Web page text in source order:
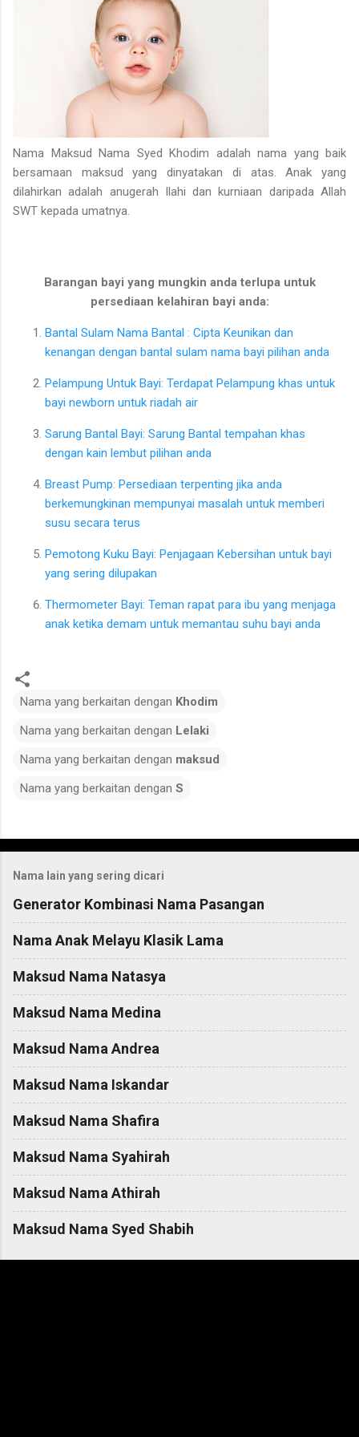
Nama Maksud Nama Syed Khodim adalah nama yang baik
bersamaan maksud yang dinyatakan di atas. Anak yang
dilahirkan adalah anugerah Ilahi dan kurniaan daripada Allah
SWT kepada umatnya.
Barangan bayi yang mungkin anda terlupa untuk
persediaan kelahiran bayi anda:
Bantal Sulam Nama Bantal : Cipta Keunikan dan
kenangan dengan bantal sulam nama bayi pilihan anda
Pelampung Untuk Bayi: Terdapat Pelampung khas untuk
bayi newborn untuk riadah air
Sarung Bantal Bayi: Sarung Bantal tempahan khas
dengan kain lembut pilihan anda
Breast Pump: Persediaan terpenting jika anda
berkemungkinan mempunyai masalah untuk memberi
susu secara terus
Pemotong Kuku Bayi: Penjagaan Kebersihan untuk bayi
yang sering dilupakan
Thermometer Bayi: Teman rapat para ibu yang menjaga
anak ketika demam untuk memantau suhu bayi anda
Nama yang berkaitan dengan Khodim
Nama yang berkaitan dengan Lelaki
Nama yang berkaitan dengan maksud
Nama yang berkaitan dengan S
o
m
m
e
n
Nama lain yang sering dicari
Generator Kombinasi Nama Pasangan
Nama Anak Melayu Klasik Lama
Maksud Nama Natasya
Maksud Nama Medina
Maksud Nama Andrea
Maksud Nama Iskandar
Maksud Nama Shafira
Maksud Nama Syahirah
Maksud Nama Athirah
Maksud Nama Syed Shabih